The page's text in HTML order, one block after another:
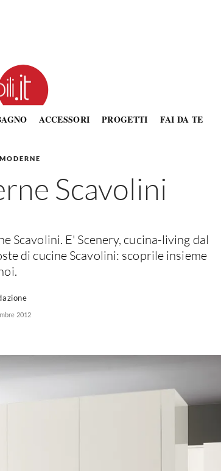
ACCESSORI PROGETTI FAI DA TE
Scavolini
Scavolini. E' Scenery, cucina-living dal
di cucine Scavolini: scoprile insieme
2012